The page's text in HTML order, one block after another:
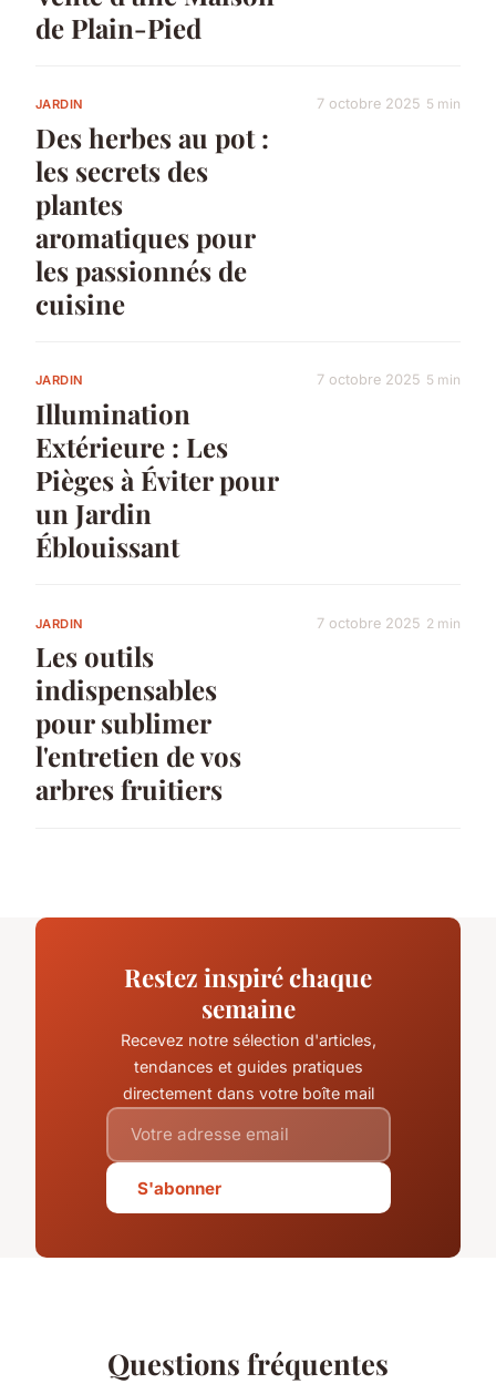
de Plain-Pied
JARDIN
Des herbes au pot :
les secrets des
plantes
aromatiques pour
les passionnés de
cuisine
7 octobre 2025 5 min
JARDIN
Illumination
Extérieure : Les
Pièges à Éviter pour
un Jardin
Éblouissant
7 octobre 2025 5 min
JARDIN
Les outils
indispensables
pour sublimer
l'entretien de vos
arbres fruitiers
7 octobre 2025 2 min
Restez inspiré chaque
semaine
Recevez notre sélection d'articles,
tendances et guides pratiques
directement dans votre boîte mail
S'abonner
Questions fréquentes